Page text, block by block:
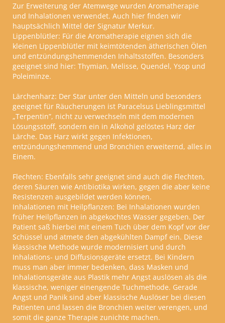
Zur Erweiterung der Atemwege wurden Aromatherapie
und Inhalationen verwendet. Auch hier finden wir
hauptsächlich Mittel der Signatur Merkur.
Lippenblütler: Für die Aromatherapie eignen sich die
kleinen Lippenblütler mit keimtötenden ätherischen Ölen
und entzündungshemmenden Inhaltsstoffen. Besonders
geeignet sind hier: Thymian, Melisse, Quendel, Ysop und
Poleiminze.
Lärchenharz: Der Star unter den Mitteln und besonders
geeignet für Räucherungen ist Paracelsus Lieblingsmittel
„Terpentin”, nicht zu verwechseln mit dem modernen
Lösungsstoff, sondern ein in Alkohol gelöstes Harz der
Lärche. Das Harz wirkt gegen Infektionen,
entzündungshemmend und Bronchien erweiternd, alles in
Einem.
Flechten: Ebenfalls sehr geeignet sind auch die Flechten,
deren Säuren wie Antibiotika wirken, gegen die aber keine
Resistenzen ausgebildet werden können.
Inhalationen mit Heilpflanzen: Bei Inhalationen wurden
früher Heilpflanzen in abgekochtes Wasser gegeben. Der
Patient saß hierbei mit einem Tuch über dem Kopf vor der
Schüssel und atmete den abgekühlten Dampf ein. Diese
klassische Methode wurde modernisiert und durch
Inhalations- und Diffusionsgeräte ersetzt. Bei Kindern
muss man aber immer bedenken, dass Masken und
Inhalationsgeräte aus Plastik mehr Angst auslösen als die
klassische, weniger einengende Tuchmethode. Gerade
Angst und Panik sind aber klassische Auslöser bei diesen
Patienten und lassen die Bronchien weiter verengen, und
somit die ganze Therapie zunichte machen.